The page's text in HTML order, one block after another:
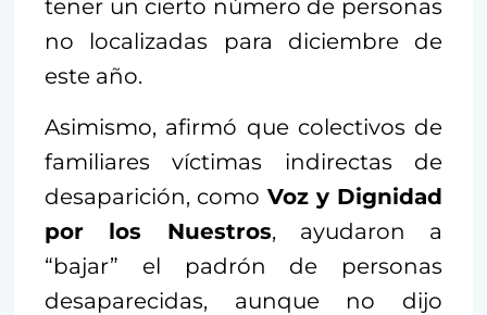
tener un cierto número de personas
no localizadas para diciembre de
este año.
Asimismo, afirmó que colectivos de
familiares víctimas indirectas de
desaparición, como Voz y Dignidad
por los Nuestros, ayudaron a
“bajar” el padrón de personas
desaparecidas, aunque no dijo